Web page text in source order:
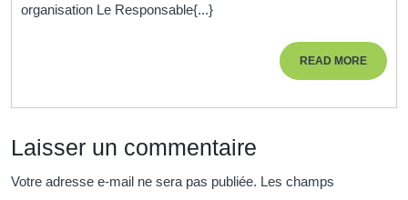
Ressources
l’entreprise
moderne
organisation Le Responsable{...}
READ MOREREAD
MORE
Laisser un commentaire
Votre adresse e-mail ne sera pas publiée. Les champs